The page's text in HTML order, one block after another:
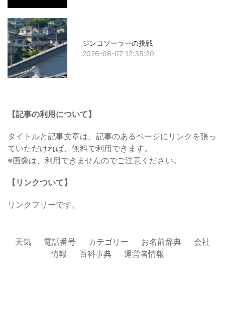
ジンコソーラーの挑戦
2026-08-07 12:35:20
【記事の利用について】
タイトルと記事文章は、記事のあるページにリンクを張っ
ていただければ、無料で利用できます。
※画像は、利用できませんのでご注意ください。
【リンクついて】
リンクフリーです。
天気 電話番号 カテゴリー お名前辞典
会社
情報
百科事典 運営者情報